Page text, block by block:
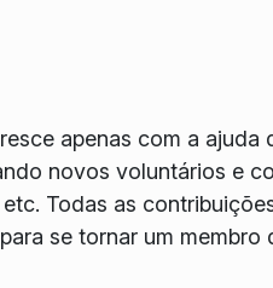
apenas com a ajuda
novos voluntários e
Todas as
se tornar um membro